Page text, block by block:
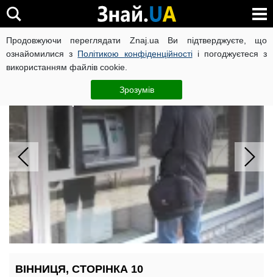
Продовжуючи переглядати Znaj.ua Ви підтверджуєте, що
ознайомилися з Політикою конфіденційностіі погоджуєтеся з
використанням файлів cookie.
Зрозумів
ВІЙНА РОСІЇ ПРОТИ УКРАЇНИ КОРОНАВІРУС В УКРАЇНІ
Банк ліквідували після 11 років:
вкладникам припинили виплачувати
ВІННИЦЯ, СТОРІНКА 10